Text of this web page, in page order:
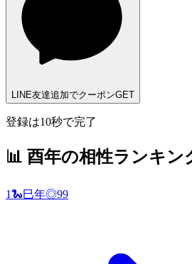
LINE友達追加でクーポンGET
登録は10秒で完了
📊 酉年の相性ランキン
1 🐍巳年◎99